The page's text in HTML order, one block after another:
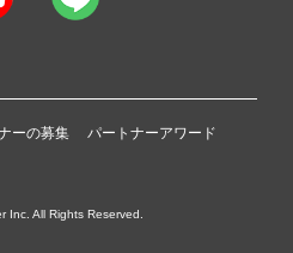
ーの募集 パートナーアワード
Inc. All Rights Reserved.